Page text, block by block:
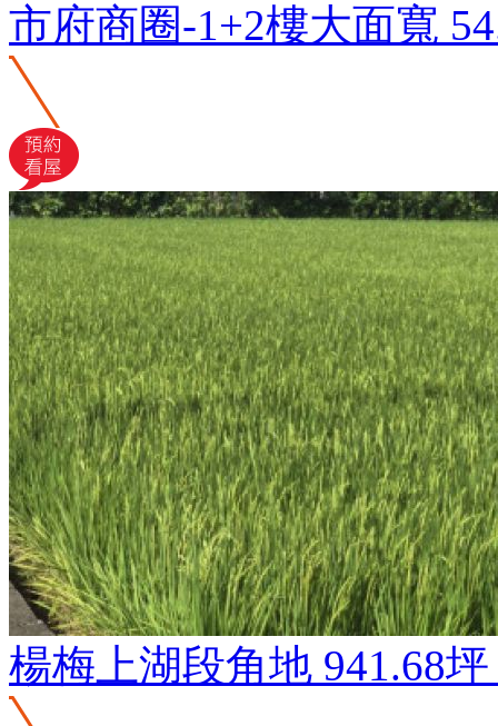
市府商圈-1+2樓大面寬
楊梅上湖段角地 941.68坪